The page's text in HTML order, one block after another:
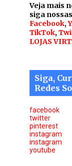
Veja mais
siga
Facebook,
TikTok,
LOJAS
Siga,
Redes
facebook
twitter
pinterest
instagram
instagram
youtube